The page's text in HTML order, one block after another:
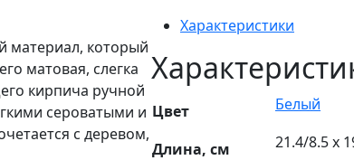
материал, который
матовая, слегка
кирпича ручной
сероватыми и
с деревом,
Характеристики
Цвет Белый
Длина, см 21.4/8.5 х